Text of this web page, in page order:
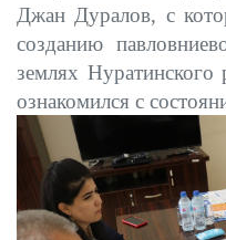
Джан Дуралов, с
созданию
землях
ознакомился с